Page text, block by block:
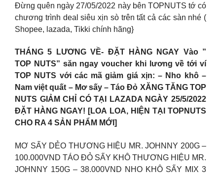
Đừng quên ngày 27/05/2022 này bên TOPNUTS tớ có
chương trình deal siêu xịn sò trên tất cả các sàn nhé (
Shopee, lazada, Tikki chính hãng}
THÁNG 5 LƯƠNG VỀ- ĐẶT HÀNG NGAY Vào ”
TOP NUTS” săn ngay voucher khi lương về tới ví
TOP NUTS với các mã giảm giá xịn: – Nho khô –
Nam việt quất – Mơ sấy – Táo Đỏ XĂNG TĂNG TOP
NUTS GIẢM CHỈ CÓ TẠI LAZADA NGÀY 25/5/2022
ĐẶT HÀNG NGAY! [LOA LOA, HIỆN TẠI TOPNUTS
CHO RA 4 SẢN PHẨM MỚI]
MƠ SẤY DẺO THƯƠNG HIỆU MR. JOHNNY 200G –
100.000VND TÁO ĐỎ SẤY KHÔ THƯƠNG HIỆU MR.
JOHNNY 150G – 38.000VND NHO KHÔ SẤY MIX 3